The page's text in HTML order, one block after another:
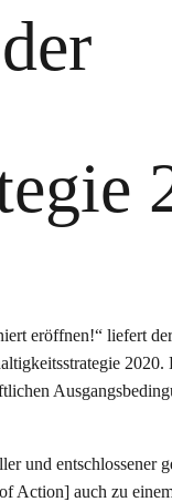
eröffnen!“ liefert
2020.
und entschlossener
Action] auch zu